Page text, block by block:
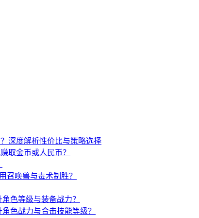
深度解析性价比与策略选择
取金币或人民币？
召唤兽与毒术制胜？
色等级与装备战力？
色战力与合击技能等级？